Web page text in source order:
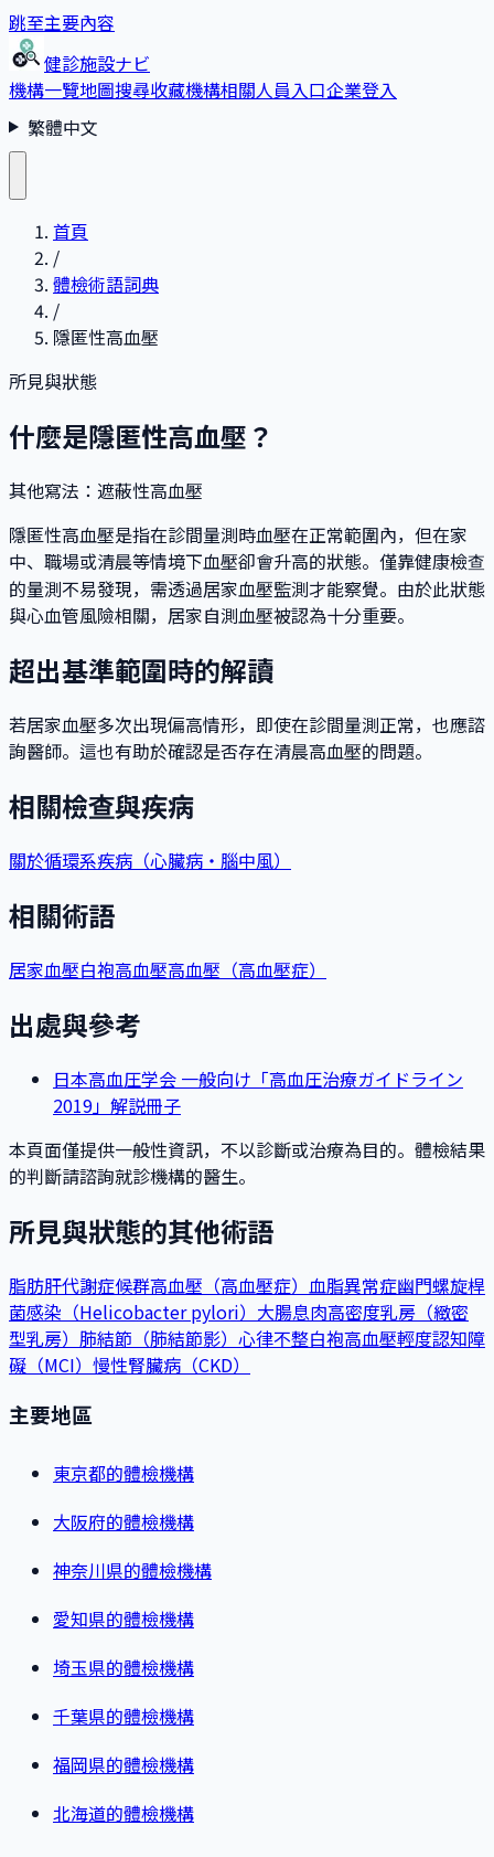
跳至主要內容
健診施設ナビ
機構一覽地圖搜尋收藏機構相關人員入口企業登入
繁體中文
首頁
/
體檢術語詞典
/
隱匿性高血壓
所見與狀態
什麼是隱匿性高血壓？
其他寫法 ： 遮蔽性高血壓
隱匿性高血壓是指在診間量測時血壓在正常範圍內，但在家
中、職場或清晨等情境下血壓卻會升高的狀態。僅靠健康檢查
的量測不易發現，需透過居家血壓監測才能察覺。由於此狀態
與心血管風險相關，居家自測血壓被認為十分重要。
超出基準範圍時的解讀
若居家血壓多次出現偏高情形，即使在診間量測正常，也應諮
詢醫師。這也有助於確認是否存在清晨高血壓的問題。
相關檢查與疾病
關於循環系疾病（心臟病・腦中風）
相關術語
居家血壓白袍高血壓高血壓（高血壓症）
出處與參考
日本高血圧学会 一般向け「高血圧治療ガイドライン
2019」解説冊子
本頁面僅提供一般性資訊，不以診斷或治療為目的。體檢結果
的判斷請諮詢就診機構的醫生。
所見與狀態的其他術語
脂肪肝代謝症候群高血壓（高血壓症） 血脂異常症幽門螺旋桿
菌感染（Helicobacter pylori） 大腸息肉高密度乳房（緻密
型乳房） 肺結節（肺結節影） 心律不整白袍高血壓輕度認知障
礙（MCI） 慢性腎臟病（CKD）
主要地區
東京都的體檢機構
大阪府的體檢機構
神奈川県的體檢機構
愛知県的體檢機構
埼玉県的體檢機構
千葉県的體檢機構
福岡県的體檢機構
北海道的體檢機構